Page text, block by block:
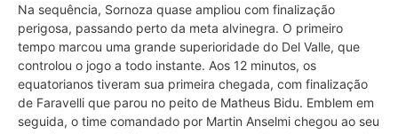
Na sequência, Sornoza quase ampliou com finalização
perigosa, passando perto da meta alvinegra. O primeiro
tempo marcou uma grande superioridade do Del Valle, que
controlou o jogo a todo instante. Aos 12 minutos, os
equatorianos tiveram sua primeira chegada, com finalização
de Faravelli que parou no peito de Matheus Bidu. Emblem em
seguida, o time comandado por Martin Anselmi chegou ao seu